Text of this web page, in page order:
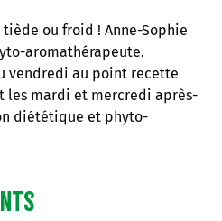
ou froid ! Anne-Sophie
aromathérapeute.
vendredi au point recette
les mardi et mercredi après-
diététique et phyto-